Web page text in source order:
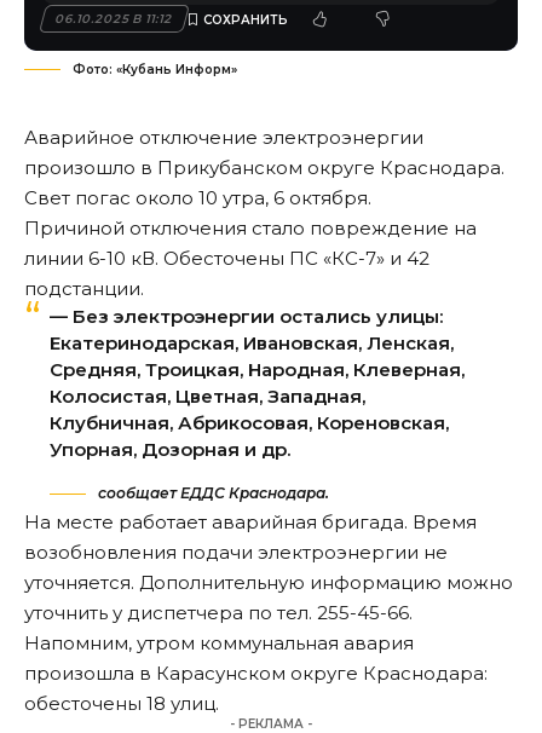
06.10.2025 В 11:12
Фото: «Кубань Информ»
Аварийное отключение электроэнергии
произошло в Прикубанском округе Краснодара.
Свет погас около 10 утра, 6 октября.
Причиной отключения стало повреждение на
линии 6-10 кВ. Обесточены ПС «КС-7» и 42
подстанции.
— Без электроэнергии остались улицы:
Екатеринодарская, Ивановская, Ленская,
Средняя, Троицкая, Народная, Клеверная,
Колосистая, Цветная, Западная,
Клубничная, Абрикосовая, Кореновская,
Упорная, Дозорная и др.
сообщает ЕДДС Краснодара.
На месте работает аварийная бригада. Время
возобновления подачи электроэнергии не
уточняется. Дополнительную информацию можно
уточнить у диспетчера по тел. 255-45-66.
Напомним, утром коммунальная авария
произошла в Карасунском округе Краснодара:
обесточены 18 улиц.
- РЕКЛАМА -